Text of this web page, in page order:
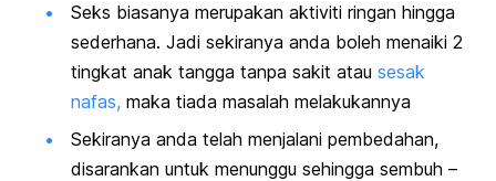
Seks biasanya merupakan aktiviti ringan hingga
sederhana. Jadi sekiranya anda boleh menaiki 2
tingkat anak tangga tanpa sakit atau sesak
nafas, maka tiada masalah melakukannya
Sekiranya anda telah menjalani pembedahan,
disarankan untuk menunggu sehingga sembuh –